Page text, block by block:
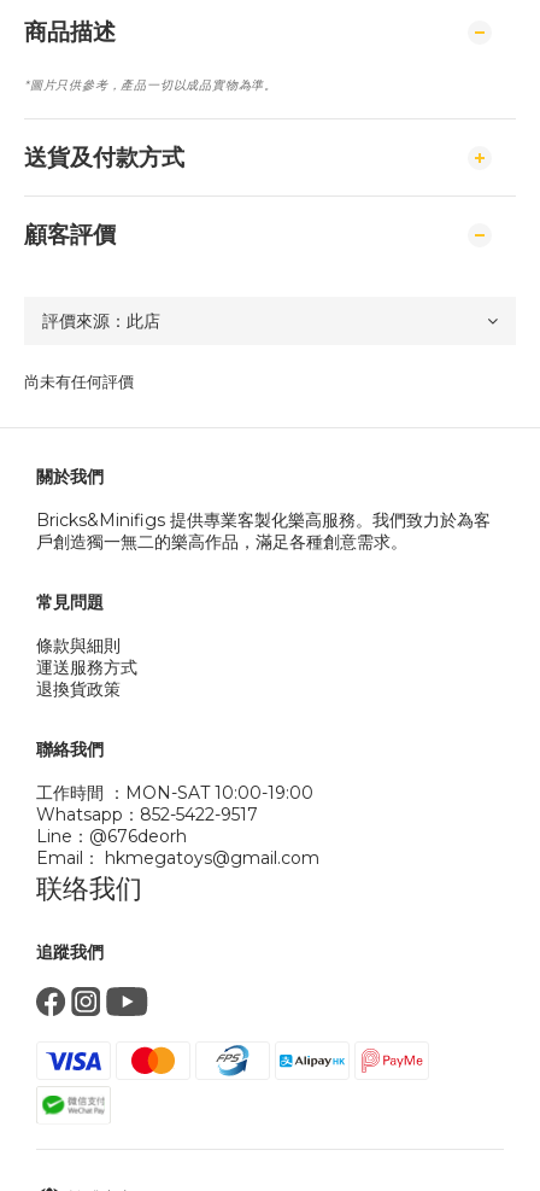
商品描述
*圖片只供參考， 產品一切以成品實物為準。
送貨及付款方式
顧客評價
尚未有任何評價
關於我們
Bricks&Minifigs 提供專業客製化樂高服務。我們致力於為客
戶創造獨一無二的樂高作品，滿足各種創意需求。
常見問題
條款與細則
運送服務方式
退換貨政策
聯絡我們
工作時間 ：MON-SAT 10:00-19:00
Whatsapp：852-5422-9517
Line：@676deorh
Email： hkmegatoys@gmail.com
联络我们
追蹤我們